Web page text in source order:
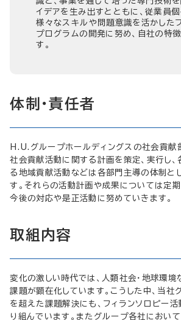
イデアを生み出すとともに、従業員
様々なスキルや問題意識を活かしたフ
プログラムの開発に努め、自社の特
す。
体制・責任者
H.U.グループホールディングスの社会貢献
社会貢献活動に関する計画を策定、実行し
る地域貢献活動などは各部門主導の体制と
す。それらの活動計画や成果については定期
今後の対応や是正活動に努めていきます。
取組内容
変化の激しい時代では、人類社会・地球環
課題が顕在化しています。こうした中、当社
を超えた課題解決にも、フィランソロピー
り組んでいます。またグループ各社におい